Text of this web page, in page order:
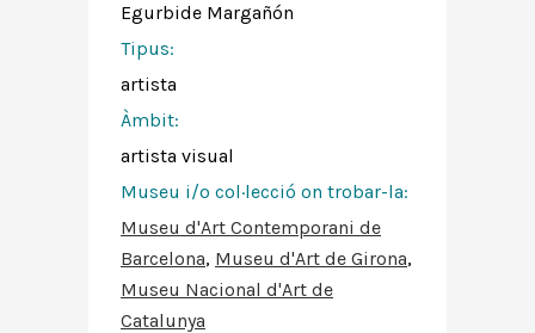
Egurbide Margañón
Tipus:
artista
Àmbit:
artista visual
Museu i/o col·lecció on trobar-la:
Museu d'Art Contemporani de
Barcelona, Museu d'Art de Girona,
Museu Nacional d'Art de
Catalunya